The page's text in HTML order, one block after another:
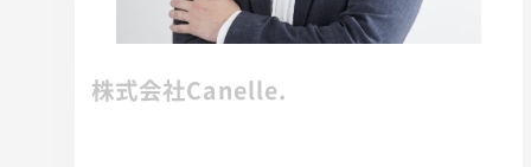
株式会社Canelle.